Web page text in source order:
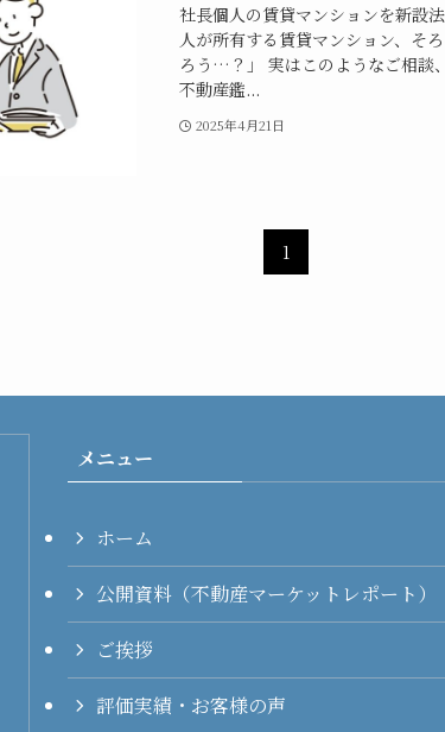
社長個人の賃貸マンションを新設
人が所有する賃貸マンション、そ
ろう…？」 実はこのようなご相談
不動産鑑...
2025年4月21日
1
メニュー
ホーム
公開資料（不動産マーケットレポート）
ご挨拶
評価実績・お客様の声